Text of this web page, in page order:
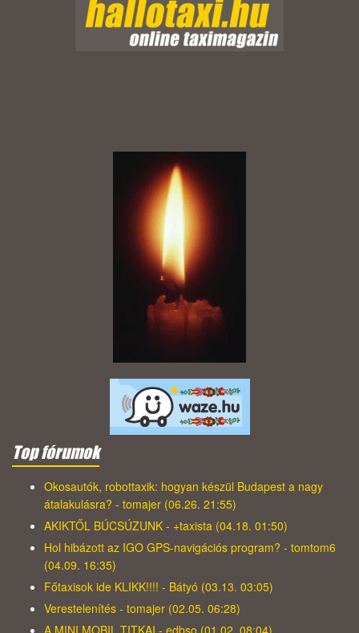
Top fórumok
Okosautók, robottaxik: hogyan készül Budapest a nagy
átalakulásra? - tomajer (06.26. 21:55)
AKIKTŐL BÚCSÚZUNK - +taxista (04.18. 01:50)
Hol hibázott az IGO GPS-navigációs program? - tomtom6
(04.09. 16:35)
Főtaxisok ide KLIKK!!!! - Bátyó (03.13. 03:05)
Verestelenítés - tomajer (02.05. 06:28)